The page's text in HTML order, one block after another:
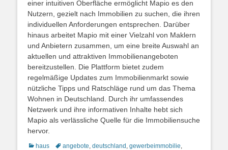
einer intuitiven Oberfläche ermöglicht Mapio es den
Nutzern, gezielt nach Immobilien zu suchen, die ihren
individuellen Anforderungen entsprechen. Darüber
hinaus arbeitet Mapio mit einer Vielzahl von Maklern
und Anbietern zusammen, um eine breite Auswahl an
aktuellen und attraktiven Immobilienangeboten
bereitzustellen. Die Plattform bietet zudem
regelmäßige Updates zum Immobilienmarkt sowie
nützliche Tipps und Ratschläge rund um das Thema
Wohnen in Deutschland. Durch ihr umfassendes
Netzwerk und ihre informativen Inhalte hebt sich
Mapio als verlässliche Quelle für die Immobiliensuche
hervor.
Kategorien
haus Schlagworte
angebote, deutschland , gewerbeimmobilie,